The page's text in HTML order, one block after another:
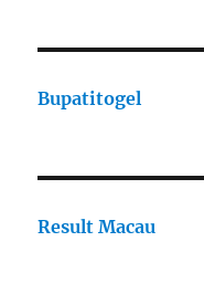
Bupatitogel
Result Macau